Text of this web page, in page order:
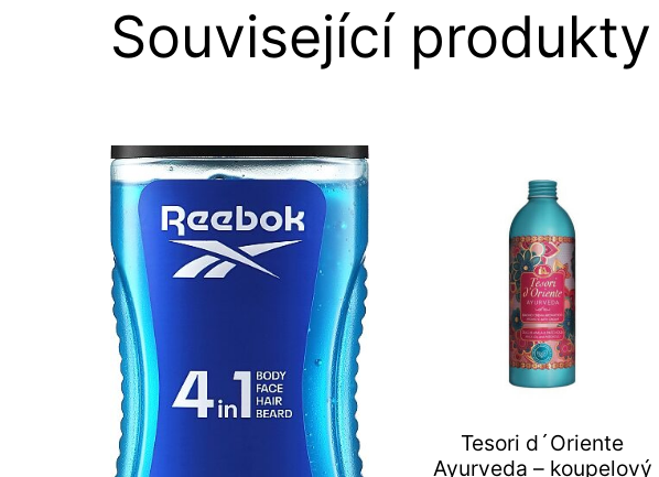
Související produkty
Tesori d´Oriente
Ayurveda – koupelový